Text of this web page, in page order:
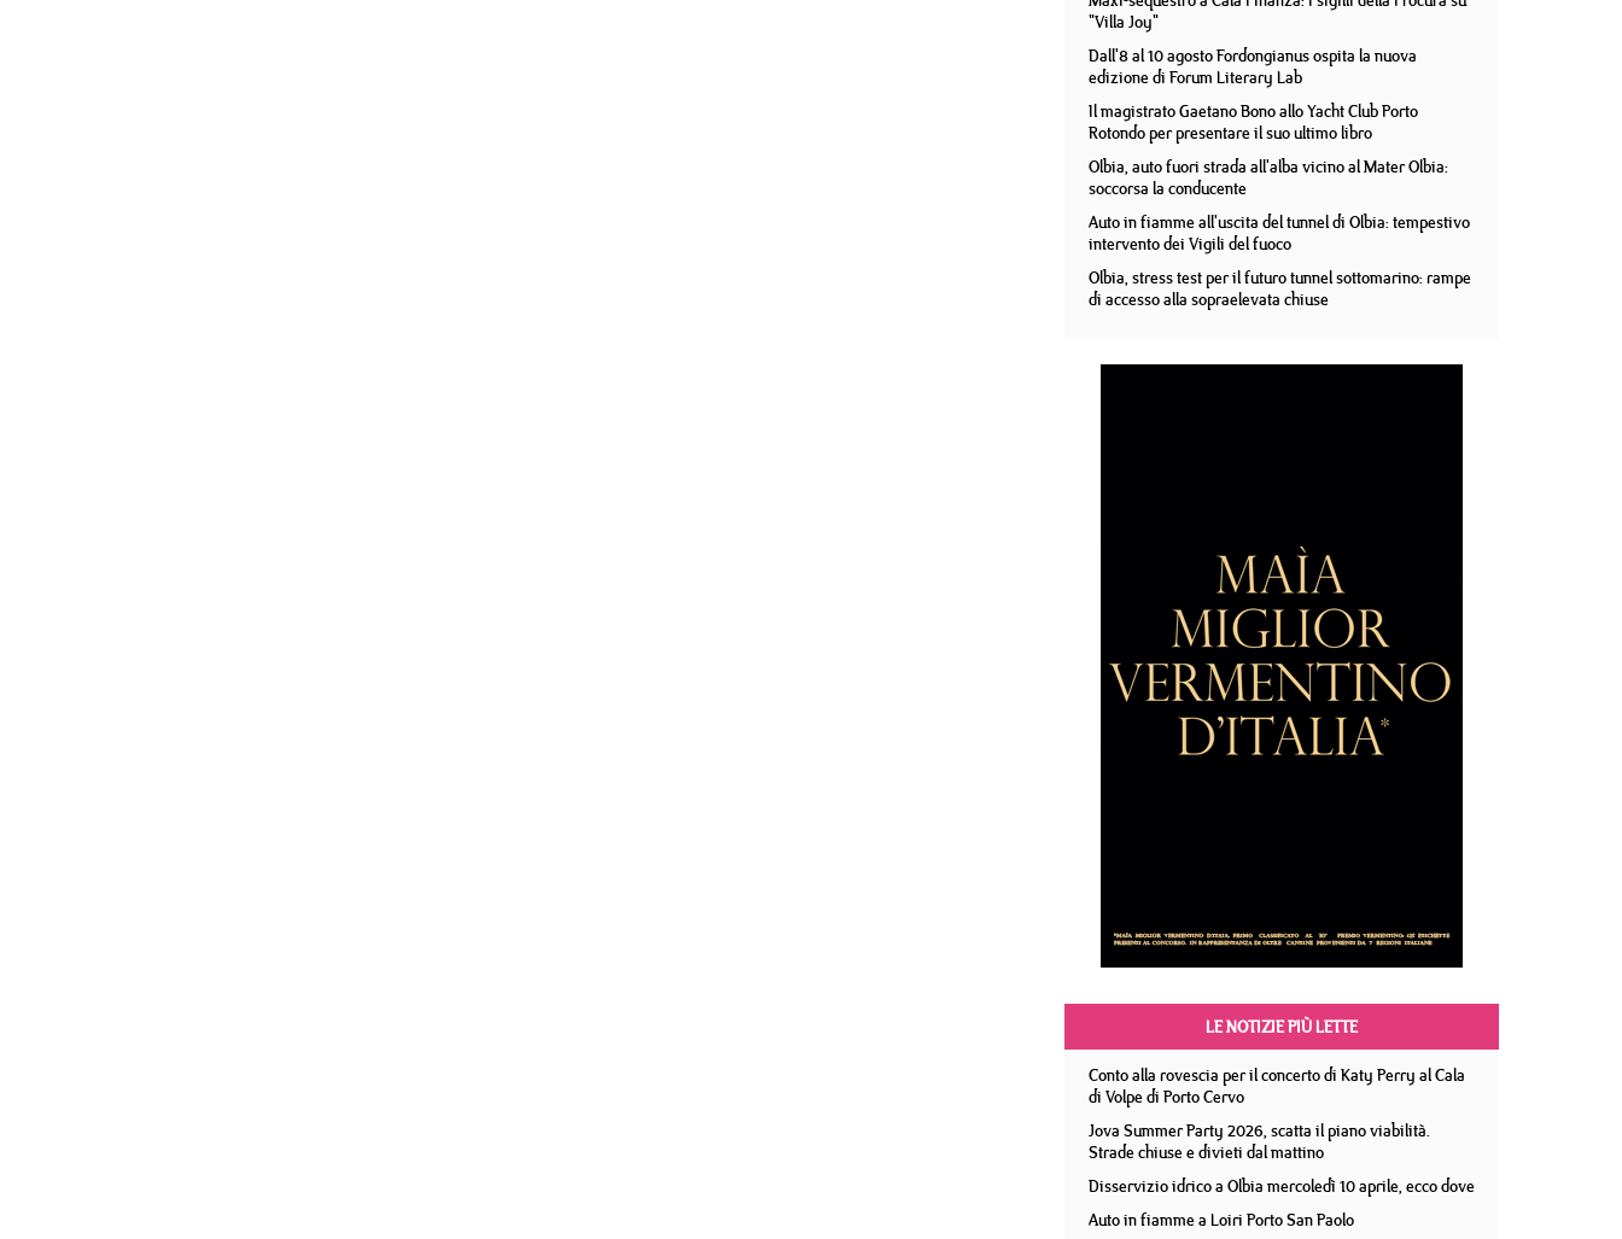
"Villa Joy"
Dall'8 al 10 agosto Fordongianus ospita la nuova
edizione di Forum Literary Lab
Il magistrato Gaetano Bono allo Yacht Club Porto
Rotondo per presentare il suo ultimo libro
Olbia, auto fuori strada all'alba vicino al Mater Olbia:
soccorsa la conducente
Auto in fiamme all'uscita del tunnel di Olbia: tempestivo
intervento dei Vigili del fuoco
Olbia, stress test per il futuro tunnel sottomarino: rampe
di accesso alla sopraelevata chiuse
LE NOTIZIE PIÙ LETTE
Conto alla rovescia per il concerto di Katy Perry al Cala
di Volpe di Porto Cervo
Jova Summer Party 2026, scatta il piano viabilità.
Strade chiuse e divieti dal mattino
Disservizio idrico a Olbia mercoledì 10 aprile, ecco dove
Auto in fiamme a Loiri Porto San Paolo